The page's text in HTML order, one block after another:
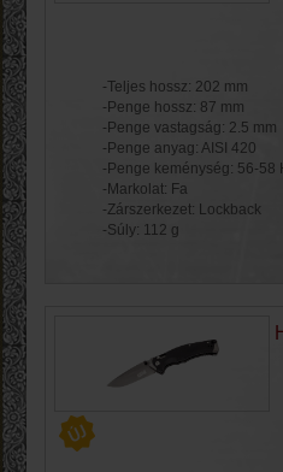
-Teljes hossz: 202 mm
-Penge hossz: 87 mm
-Penge vastagság: 2.5 mm
-Penge anyag: AISI 420
-Penge keménység: 56-58
-Markolat: Fa
-Zárszerkezet: Lockback
-Súly: 112 g